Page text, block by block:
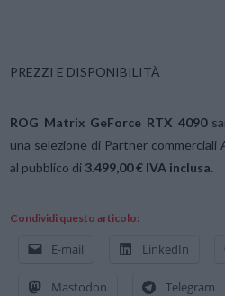
PREZZI E DISPONIBILITÀ
ROG Matrix GeForce RTX 4090
una selezione di Partner commerciali
al pubblico di 3.499,00€ IVA inclusa.
Condividi questo articolo:
E-mail LinkedIn
Mastodon Telegram